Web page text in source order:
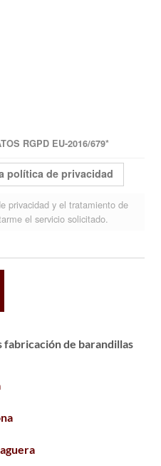
RGPD EU-2016/679*
política de privacidad
privacidad y el tratamiento de
el servicio solicitado.
fabricación de barandillas